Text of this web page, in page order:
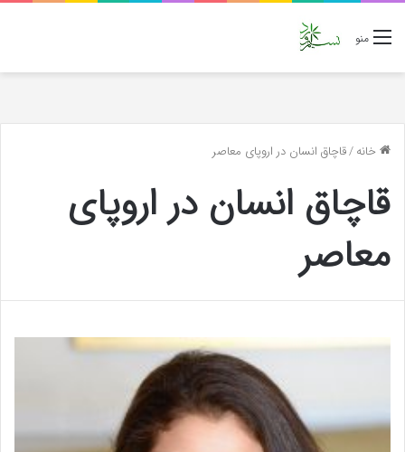
منو
خانه/قاچاق انسان در اروپای معاصر
قاچاق انسان در اروپای
معاصر